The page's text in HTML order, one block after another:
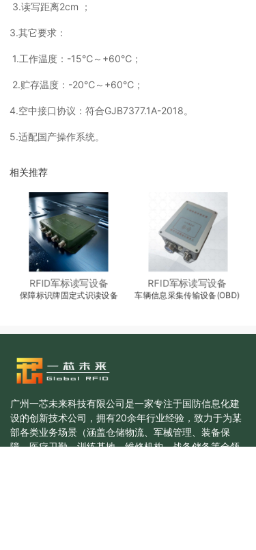
3.读写距离2cm ；
3.其它要求：
1.工作温度：-15℃～+60℃；
2.贮存温度：-20℃～+60℃；
4.空中接口协议：符合GJB7377.1A-2018。
5.适配国产操作系统。
相关推荐
RFID军标读写设备
保障标识牌固定式识读设备
RFID军标读写设备
车辆信息采集传输设备(OBD)
广州一芯未来科技有限公司是一家专注于国防信息化建
设的创新技术公司，拥有20余年行业经验，致力于为某
部各类业务场景（涵盖仓储物流、军械管理、装备保
障、医疗卫勤、训练基地、维修机构、战备储备等全领